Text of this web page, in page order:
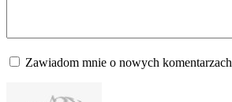
Zawiadom mnie o nowych komentarzach